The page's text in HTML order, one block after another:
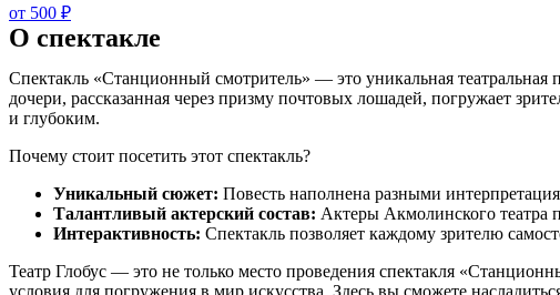
от 500 ₽
О спектакле
Спектакль «Станционный смотритель» — это уникальная театральная
дочери, рассказанная через призму почтовых лошадей, погружает
и глубоким.
Почему стоит посетить этот спектакль?
Уникальный сюжет: Повесть наполнена разными
Талантливый актерский состав: Актеры Акмолинского театра
Интерактивность: Спектакль позволяет каждому зрителю
Театр Глобус — это не только место проведения спектакля
условия для погружения в мир искусства. Здесь вы сможете